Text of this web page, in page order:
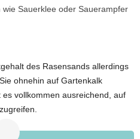
Sauerklee oder Sauerampfer
des Rasensands allerdings
ohnehin auf Gartenkalk
vollkommen ausreichend, auf